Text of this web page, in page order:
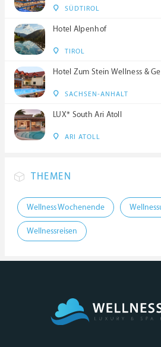
SÜDTIROL
Hotel Alpenhof
TIROL
Hotel Zum Stein Wellness &
SACHSEN-ANHALT
LUX* South Ari Atoll
ARI ATOLL
THEMEN
Wellness Wochenende
Wellnessreisen